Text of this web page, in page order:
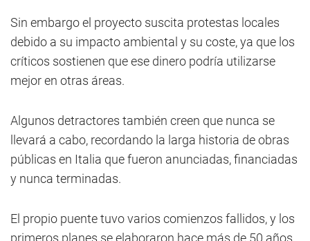
Sin embargo el proyecto suscita protestas locales
debido a su impacto ambiental y su coste, ya que los
críticos sostienen que ese dinero podría utilizarse
mejor en otras áreas.
Algunos detractores también creen que nunca se
llevará a cabo, recordando la larga historia de obras
públicas en Italia que fueron anunciadas, financiadas
y nunca terminadas.
El propio puente tuvo varios comienzos fallidos, y los
primeros planes se elaboraron hace más de 50 años.